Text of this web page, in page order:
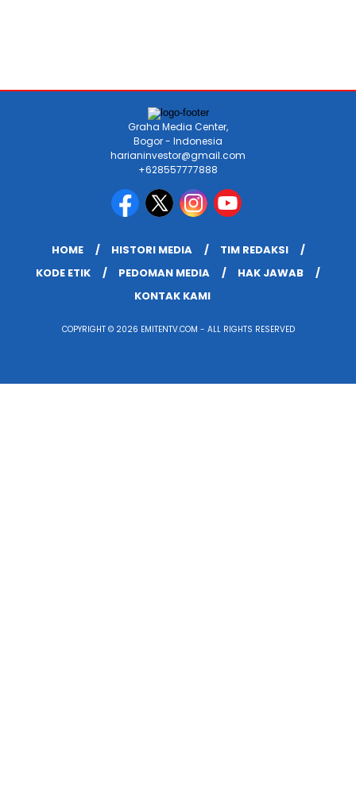
Graha Media Center,
Bogor - Indonesia
harianinvestor@gmail.com
+628557777888
HOME HISTORI MEDIA
TIM REDAKSI
KODE ETIK
PEDOMAN MEDIA
HAK JAWAB
KONTAK KAMI
COPYRIGHT © 2026 EMITENTV.COM - ALL RIGHTS RESERVED